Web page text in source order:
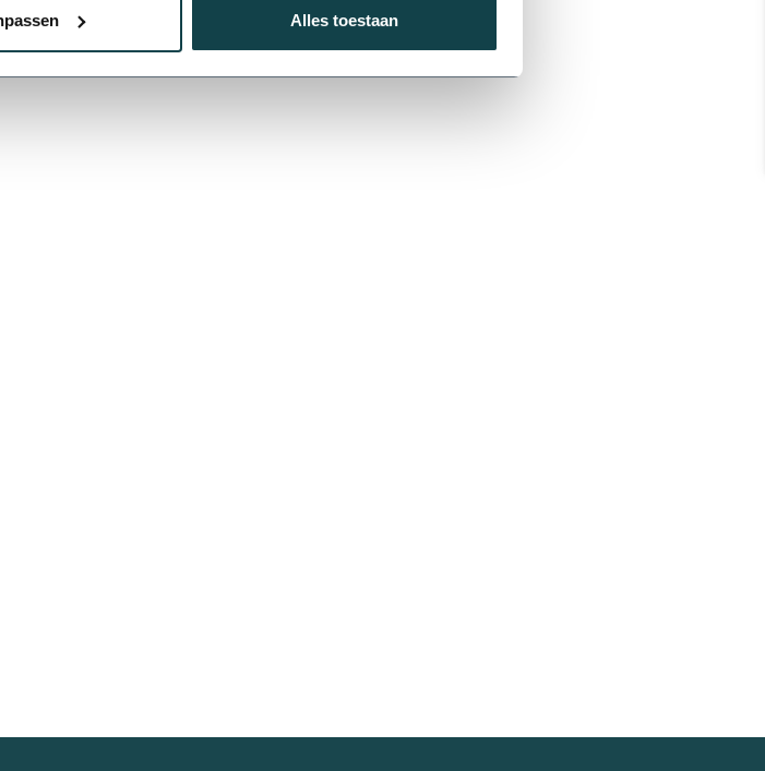
Alles toestaan